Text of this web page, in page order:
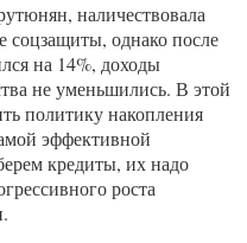
наличествовала
соцзащиты, однако после
на 14%, доходы
не уменьшились. В этой
политику накопления
эффективной
кредиты, их надо
роста